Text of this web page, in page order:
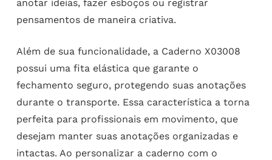
anotar ideias, fazer esboços ou registrar
pensamentos de maneira criativa.
Além de sua funcionalidade, a Caderno X03008
possui uma fita elástica que garante o
fechamento seguro, protegendo suas anotações
durante o transporte. Essa característica a torna
perfeita para profissionais em movimento, que
desejam manter suas anotações organizadas e
intactas. Ao personalizar a caderno com o